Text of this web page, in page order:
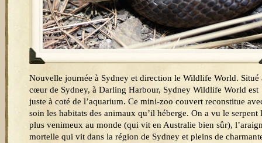
Nouvelle journée à Sydney et direction le Wildlife World. Situé
cœur de Sydney, à Darling Harbour, Sydney Wildlife World est
juste à coté de l’aquarium. Ce mini-zoo couvert reconstitue
soin les habitats des animaux qu’il héberge. On a vu le serpent
plus venimeux au monde (qui vit en Australie bien sûr),
mortelle qui vit dans la région de Sydney et pleins de